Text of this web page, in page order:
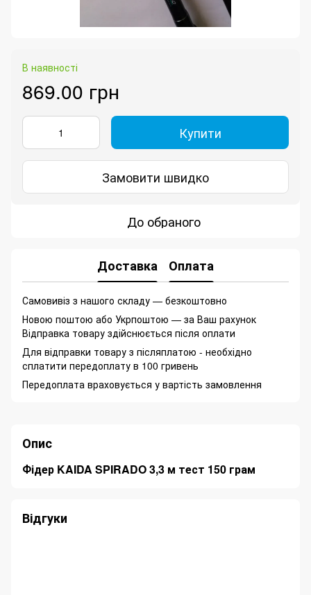
В наявності
869.00 грн
Купити
Замовити швидко
До обраного
Доставка Оплата
Самовивіз з нашого складу — безкоштовно
Новою поштою або Укрпоштою — за Ваш рахунок
Відправка товару здійснюється після оплати
Для відправки товару з післяплатою - необхідно
сплатити передоплату в 100 гривень
Передоплата враховується у вартість замовлення
Опис
Фідер KAIDA SPIRADO 3,3 м тест 150 грам
Відгуки